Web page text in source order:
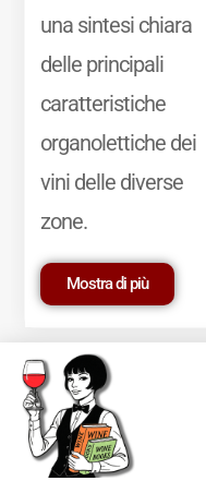
una sintesi chiara
delle principali
caratteristiche
organolettiche dei
vini delle diverse
zone.
Mostra di più